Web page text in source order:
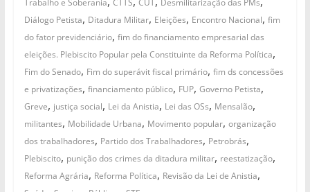
Diálogo Petista, Ditadura Militar, Eleições, Encontro Nacional, fim
do fator previdenciário, fim do financiamento empresarial das
eleições. Plebiscito Popular pela Constituinte da Reforma Política,
Fim do Senado, Fim do superávit fiscal primário, fim ds concessões
e privatizações, financiamento público, FUP, Governo Petista,
Greve, justiça social, Lei da Anistia, Lei das OSs, Mensalão,
militantes, Mobilidade Urbana, Movimento popular, organização
dos trabalhadores, Partido dos Trabalhadores, Petrobrás,
Plebiscito, punição dos crimes da ditadura militar, reestatização,
Reforma Agrária, Reforma Política, Revisão da Lei de Anistia,